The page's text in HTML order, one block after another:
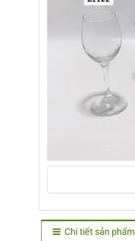
Chi tiết sản phẩm